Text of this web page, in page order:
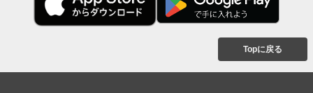
Topに戻る